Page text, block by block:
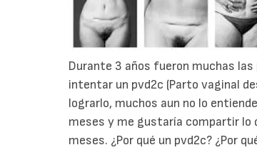
Durante 3 años fueron muchas
intentar un pvd2c (Parto vaginal
lograrlo, muchos aun no lo
meses y me gustaría compartir lo
meses. ¿Por qué un pvd2c? ¿Por